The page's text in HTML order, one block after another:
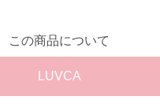
この商品について
LUVCA